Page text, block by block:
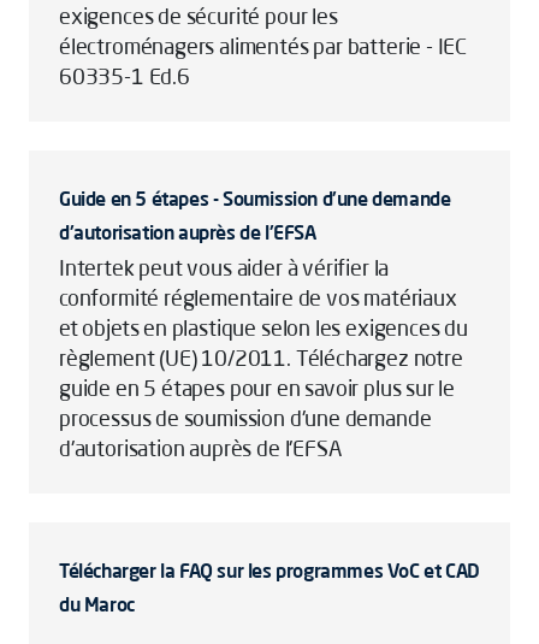
exigences de sécurité pour les
électroménagers alimentés par batterie - IEC
60335-1 Ed.6
Guide en 5 étapes - Soumission d'une demande
d'autorisation auprès de l'EFSA
Intertek peut vous aider à vérifier la
conformité réglementaire de vos matériaux
et objets en plastique selon les exigences du
règlement (UE) 10/2011. Téléchargez notre
guide en 5 étapes pour en savoir plus sur le
processus de soumission d'une demande
d'autorisation auprès de l'EFSA
Télécharger la FAQ sur les programmes VoC et CAD
du Maroc